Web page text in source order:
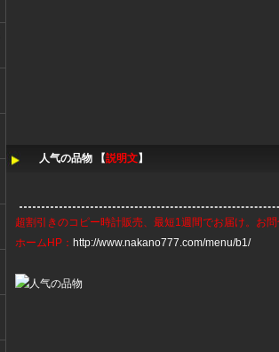
人气の品物 【説明文】
超割引きのコピー時計販売、最短1週間でお届け。お
ホームHP： http://www.nakano777.com/menu/b1/